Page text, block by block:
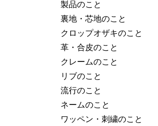
製品のこと
裏地・芯地のこと
クロップオザキのこと
革・合皮のこと
クレームのこと
リブのこと
流行のこと
ネームのこと
ワッペン・刺繍のこと